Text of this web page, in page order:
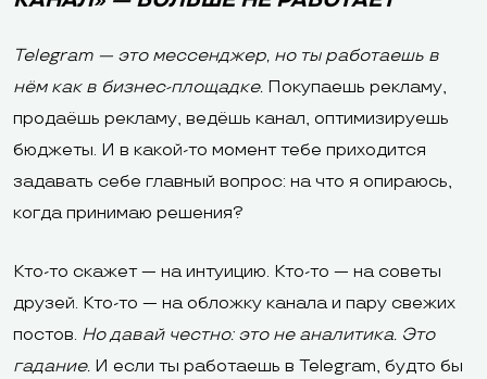
Telegram — это мессенджер, но ты работаешь в
нём как в бизнес-площадке. Покупаешь рекламу,
продаёшь рекламу, ведёшь канал, оптимизируешь
бюджеты. И в какой-то момент тебе приходится
задавать себе главный вопрос: на что я опираюсь,
когда принимаю решения?
Кто-то скажет — на интуицию. Кто-то — на советы
друзей. Кто-то — на обложку канала и пару свежих
постов. Но давай честно: это не аналитика. Это
гадание. И если ты работаешь в Telegram, будто бы